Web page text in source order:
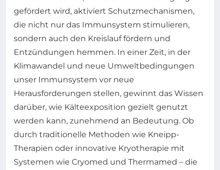
gefördert wird, aktiviert Schutzmechanismen,
die nicht nur das Immunsystem stimulieren,
sondern auch den Kreislauf fördern und
Entzündungen hemmen. In einer Zeit, in der
Klimawandel und neue Umweltbedingungen
unser Immunsystem vor neue
Herausforderungen stellen, gewinnt das Wissen
darüber, wie Kälteexposition gezielt genutzt
werden kann, zunehmend an Bedeutung. Ob
durch traditionelle Methoden wie Kneipp-
Therapien oder innovative Kryotherapie mit
Systemen wie Cryomed und Thermamed – die